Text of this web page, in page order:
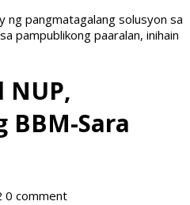
ng pangmatagalang solusyon sa
pampublikong paaralan, inihain
NUP,
BBM-Sara
0 comment